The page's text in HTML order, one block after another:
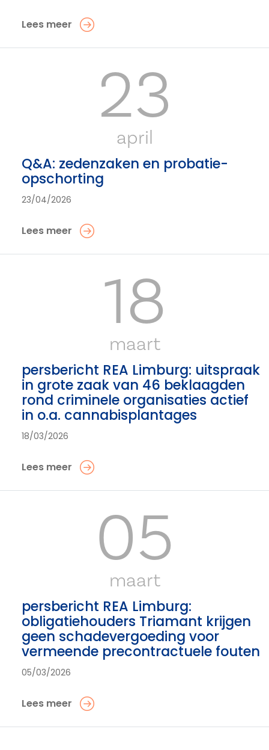
Lees meer
23
april
Q&A: zedenzaken en probatie-
opschorting
23/04/2026
Lees meer
18
maart
persbericht REA Limburg: uitspraak
in grote zaak van 46 beklaagden
rond criminele organisaties actief
in o.a. cannabisplantages
18/03/2026
Lees meer
05
maart
persbericht REA Limburg:
obligatiehouders Triamant krijgen
geen schadevergoeding voor
vermeende precontractuele fouten
05/03/2026
Lees meer